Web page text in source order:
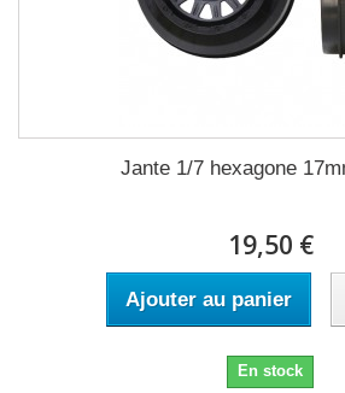
Jante 1/7 hexagone
19,50 €
Ajouter au panier
En stock